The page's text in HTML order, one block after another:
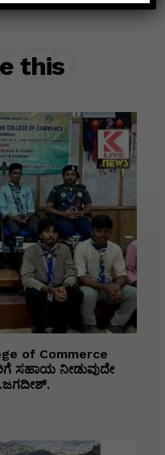
this
of Commerce
ಸಹಾಯ ನೀಡುವುದೇ